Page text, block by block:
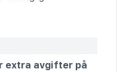
extra avgifter på